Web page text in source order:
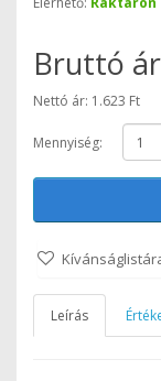
Bruttó
Nettó ár: 1.623 Ft
Mennyiség:
Leírás